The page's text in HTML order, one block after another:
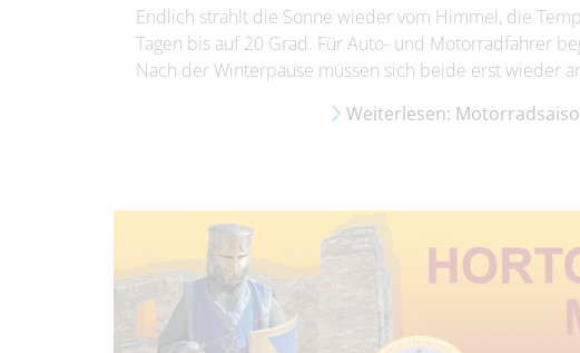
Endlich strahlt die Sonne wieder vom Himmel, die
Tagen bis auf 20 Grad. Für Auto- und Motorradfahrer
Nach der Winterpause müssen sich beide erst wieder
Weiterlesen: